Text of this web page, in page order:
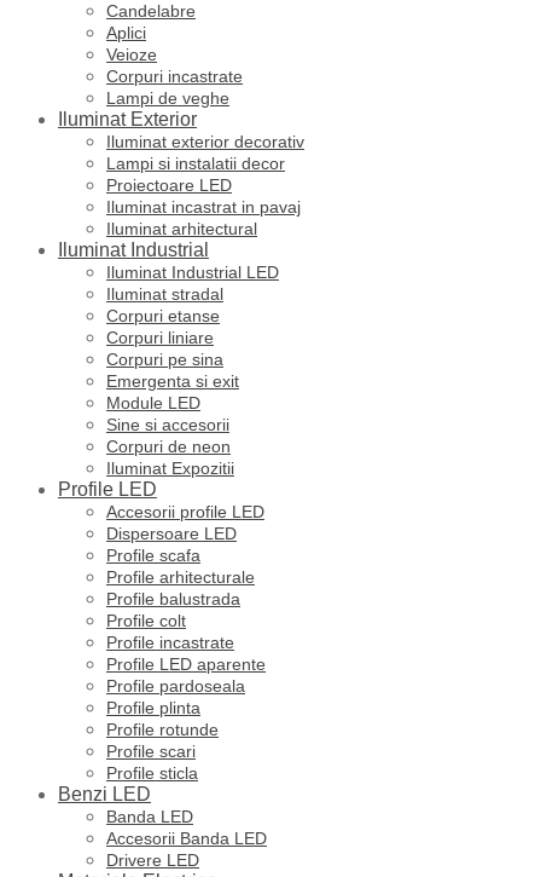
Candelabre
Aplici
Veioze
Corpuri incastrate
Lampi de veghe
Iluminat Exterior
Iluminat exterior decorativ
Lampi si instalatii decor
Proiectoare LED
Iluminat incastrat in pavaj
Iluminat arhitectural
Iluminat Industrial
Iluminat Industrial LED
Iluminat stradal
Corpuri etanse
Corpuri liniare
Corpuri pe sina
Emergenta si exit
Module LED
Sine si accesorii
Corpuri de neon
Iluminat Expozitii
Profile LED
Accesorii profile LED
Dispersoare LED
Profile scafa
Profile arhitecturale
Profile balustrada
Profile colt
Profile incastrate
Profile LED aparente
Profile pardoseala
Profile plinta
Profile rotunde
Profile scari
Profile sticla
Benzi LED
Banda LED
Accesorii Banda LED
Drivere LED